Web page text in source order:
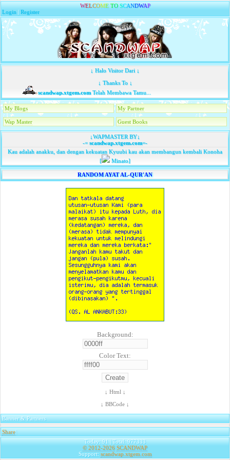
WELCOME TO SCANDWAP
Login |Register
↓ Halo Visitor Dari ↓
↓ Thanks To ↓
scandwap.xtgem.comTelah Membawa Tamu...
My Blogs My Partner
Wap Master Guest Books
↓WAPMASTER BY↓
-=scandwap.xtgem.com=-
Kau adalah anakku, dan dengan kekuatan Kyuubi kau akan membangun kembali Konoha
[
Minato]
RANDOM AYAT AL-QUR'AN
Background:
Color Text:
↓ Html ↓
↓ BBCode ↓
Banner & Partners
Share|
Today: 91 | Total: 977333
© 2012-2026 SCANDWAP
Support: scandwap.xtgem.com